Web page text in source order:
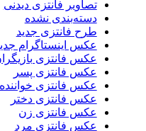
تصاویر فانتزی دیدنی
دسته‌بندی نشده
طرح فانتزی جدید
عکس اینستاگرام
عکس فانتزی
عکس فانتزی پسر
عکس فانتزی خواننده
عکس فانتزی دختر
عکس فانتزی زن
عکس فانتزی مرد